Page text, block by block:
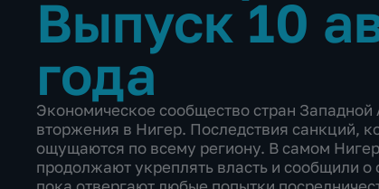
Выпуск 10
года
Экономическое сообщество стран
вторжения в Нигер. Последствия санкций,
ощущаются по всему региону. В самом
продолжают укреплять власть и сообщили